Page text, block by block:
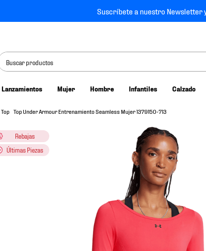
Suscríbete a nuestro Newsletter
productos
Lanzamientos Mujer Hombre Infantiles Calzado
Top Top Under Armour Entrenamiento Seamless Mujer 1379150-713
Rebajas
Últimas Piezas